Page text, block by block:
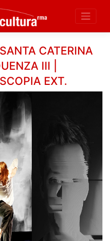
CATERINA
III |
EXT.